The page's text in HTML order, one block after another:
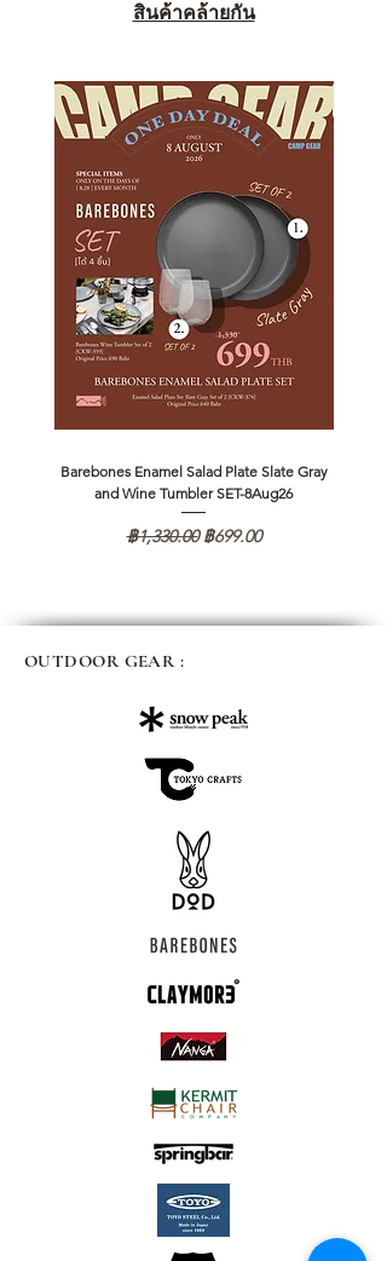
สินค้าคล้ายกัน
Barebones Enamel Salad Plate Slate Gray
and Wine Tumbler SET-8Aug26
ราคาปกติ
฿1,330.00 ราคาขายลด
฿699.00
OUTDOOR GEAR :